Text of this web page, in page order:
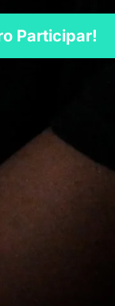
Participar!